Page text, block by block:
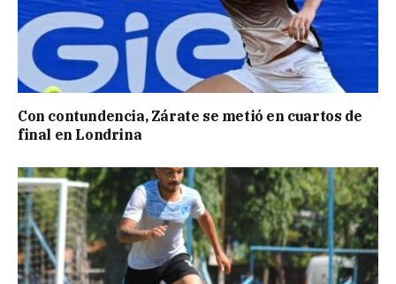
Con contundencia, Zárate se metió en cuartos de
final en Londrina